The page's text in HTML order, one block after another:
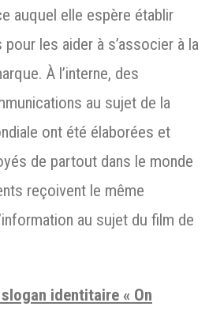
auquel elle espère établir
les aider à s’associer à la
À l’interne, des
au sujet de la
ont été élaborées et
de partout dans le monde
reçoivent le même
au sujet du film de
identitaire « On